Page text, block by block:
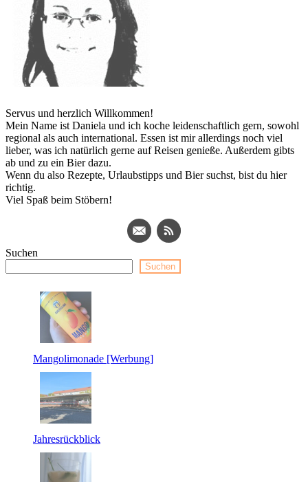
Servus und herzlich Willkommen!
Mein Name ist Daniela und ich koche leidenschaftlich gern, sowohl
regional als auch international. Essen ist mir allerdings noch viel
lieber, was ich natürlich gerne auf Reisen genieße. Außerdem gibts
ab und zu ein Bier dazu.
Wenn du also Rezepte, Urlaubstipps und Bier suchst, bist du hier
richtig.
Viel Spaß beim Stöbern!
Suchen
Suchen
Mangolimonade [Werbung]
Jahresrückblick